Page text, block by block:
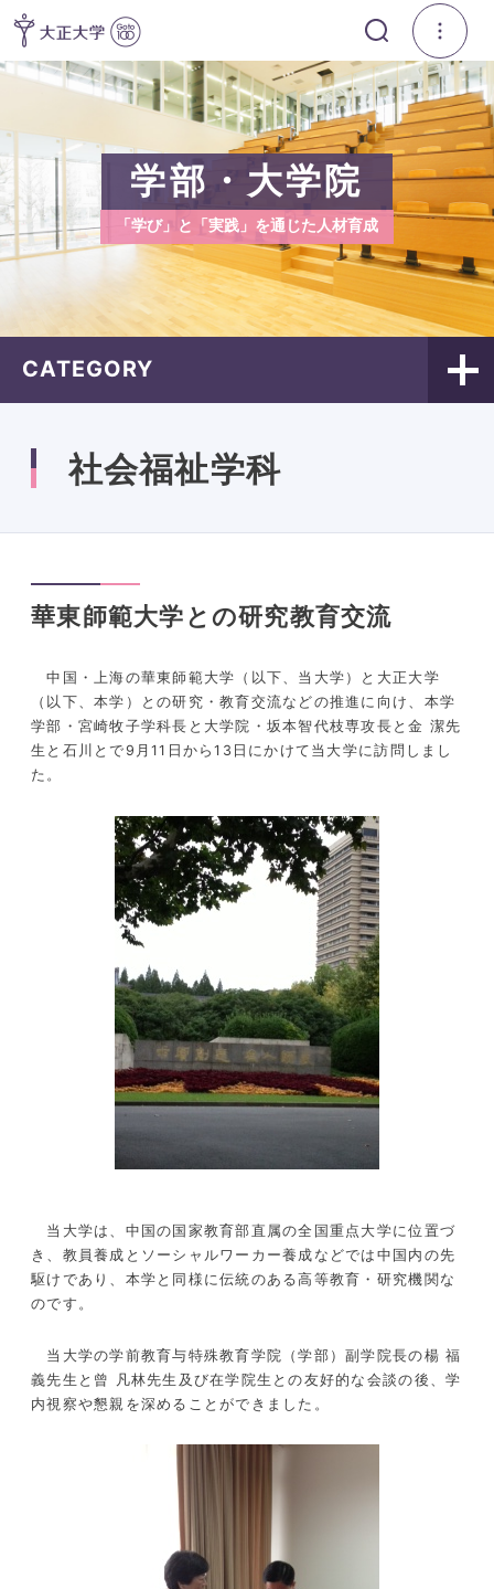
学部・大学院
「学び」と「実践」を通じた人材育成
CATEGORY
社会福祉学科
華東師範大学との研究教育交流
中国・上海の華東師範大学（以下、当大学）と大正大学
（以下、本学）との研究・教育交流などの推進に向け、本学
学部・宮崎牧子学科長と大学院・坂本智代枝専攻長と金 潔先
生と石川とで9月11日から13日にかけて当大学に訪問しまし
た。
当大学は、中国の国家教育部直属の全国重点大学に位置づ
き、教員養成とソーシャルワーカー養成などでは中国内の先
駆けであり、本学と同様に伝統のある高等教育・研究機関な
のです。
当大学の学前教育与特殊教育学院（学部）副学院長の楊 福
義先生と曾 凡林先生及び在学院生との友好的な会談の後、学
内視察や懇親を深めることができました。